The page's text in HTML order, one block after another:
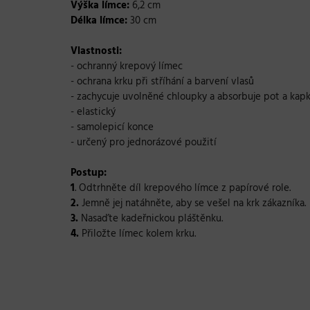
Výška límce: 6,2 cm
Délka límce: 30 cm
Vlastnosti:
- ochranný krepový límec
- ochrana krku při stříhání a barvení vlasů
- zachycuje uvolněné chloupky a absorbuje pot a
- elastický
- samolepicí konce
- určený pro jednorázové použití
Postup:
1. Odtrhněte díl krepového límce z papírové role.
2. Jemně jej natáhněte, aby se vešel na krk zákazníka.
3. Nasaďte kadeřnickou pláštěnku.
4. Přiložte límec kolem krku.